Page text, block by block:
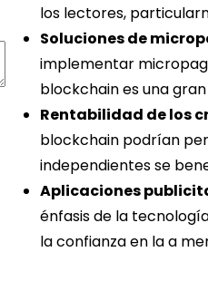
los lectores,
Soluciones de
implementar
blockchain es una
Rentabilidad de los
blockchain podrían
independientes se
Aplicaciones
énfasis de la
la confianza en la a